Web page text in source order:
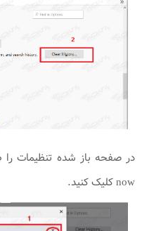
now کلیک کنید.